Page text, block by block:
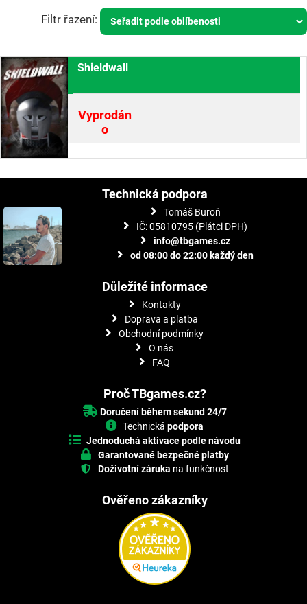
Shieldwall
Vyprodán
o
Technická podpora
Tomáš Buroň
IČ: 05810795 (Plátci DPH)
info@tbgames.cz
od 08:00 do 22:00 každý den
Důležité informace
Kontakty
Doprava a platba
Obchodní podmínky
O nás
FAQ
Proč TBgames.cz?
Doručení během sekund 24/7
Technickápodpora
Jednoduchá aktivace podle návodu
Garantované bezpečné platby
Doživotní záruka na funkčnost
Ověřeno zákazníky